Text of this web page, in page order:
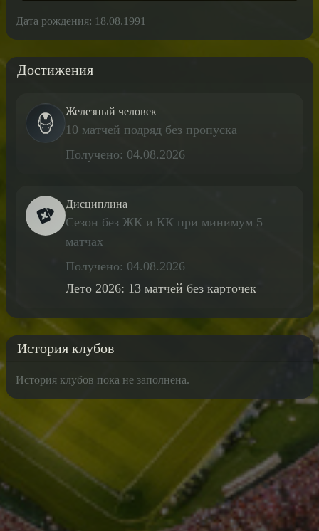
Дата рождения: 18.08.1991
Достижения
Железный человек
10 матчей подряд без пропуска
Получено: 04.08.2026
Дисциплина
Сезон без ЖК и КК при минимум 5
матчах
Получено: 04.08.2026
Лето 2026: 13 матчей без карточек
История клубов
История клубов пока не заполнена.